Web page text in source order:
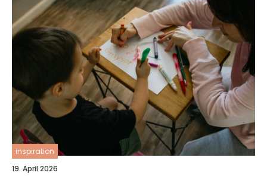
inspiration
19. April 2026